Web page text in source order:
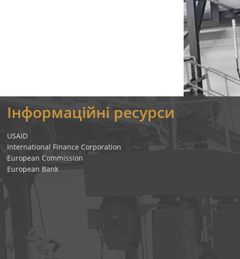
Інформаційні ресурси
USAID
International Finance Corporation
European Commission
European Bank